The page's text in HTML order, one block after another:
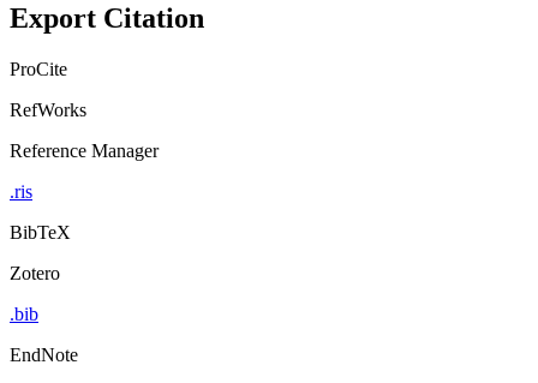
Export Citation
ProCite
RefWorks
Reference Manager
.ris
BibTeX
Zotero
.bib
EndNote